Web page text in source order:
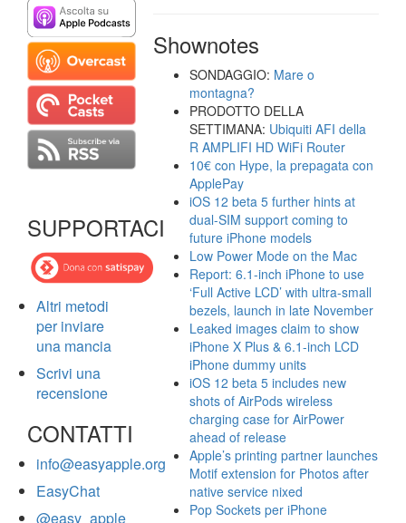
SUPPORTACI
Altri metodi
per inviare
una mancia
Scrivi una
recensione
CONTATTI
info@easyapple.org
EasyChat
@easy_apple
Shownotes
SONDAGGIO: Mare o
montagna?
PRODOTTO DELLA
SETTIMANA: Ubiquiti AFI della
R AMPLIFI HD WiFi Router
10€ con Hype, la prepagata con
ApplePay
iOS 12 beta 5 further hints at
dual-SIM support coming to
future iPhone models
Low Power Mode on the Mac
Report: 6.1-inch iPhone to use
‘Full Active LCD’ with ultra-small
bezels, launch in late November
Leaked images claim to show
iPhone X Plus & 6.1-inch LCD
iPhone dummy units
iOS 12 beta 5 includes new
shots of AirPods wireless
charging case for AirPower
ahead of release
Apple’s printing partner launches
Motif extension for Photos after
native service nixed
Pop Sockets per iPhone